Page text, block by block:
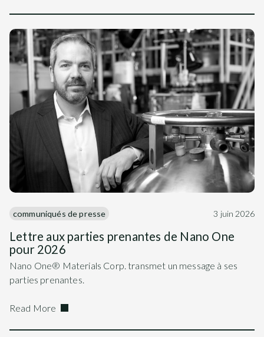
communiqués de presse 3 juin 2026
Lettre aux parties prenantes de Nano One
pour 2026
Nano One® Materials Corp. transmet un message à ses
parties prenantes.
Read More